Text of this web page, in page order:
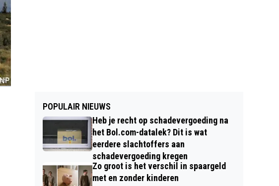
POPULAIR NIEUWS
Heb je recht op schadevergoeding na
het Bol.com-datalek? Dit is wat
eerdere slachtoffers aan
schadevergoeding kregen
Zo groot is het verschil in spaargeld
met en zonder kinderen